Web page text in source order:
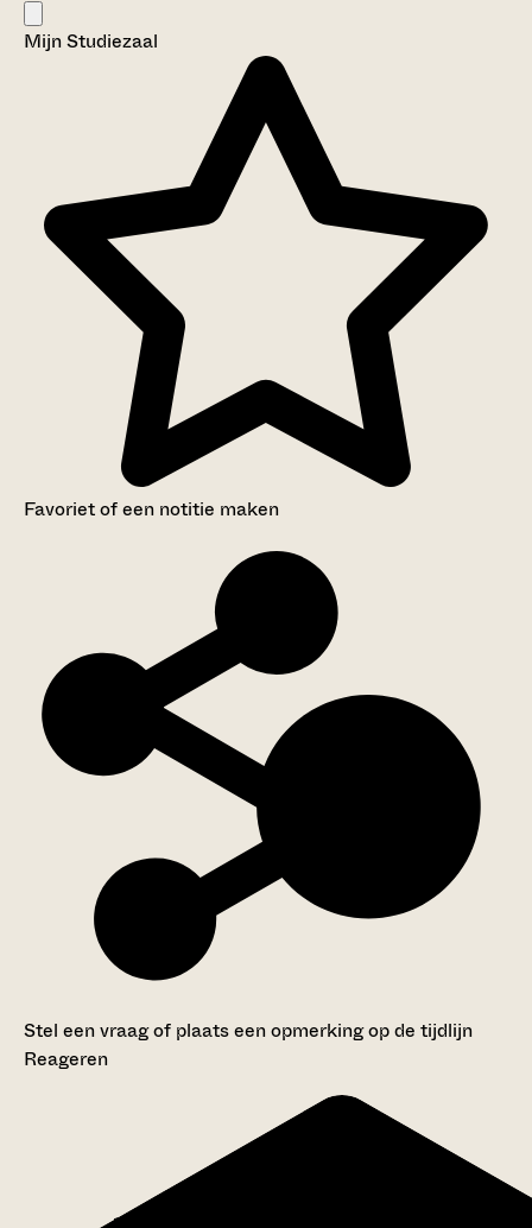
Mijn Studiezaal
Favoriet of een notitie maken
Stel een vraag of plaats een opmerking op de tijdlijn
Reageren